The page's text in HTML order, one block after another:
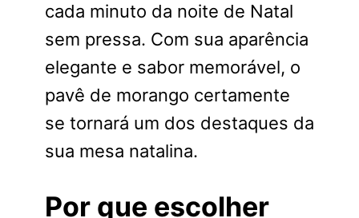
cada minuto da noite de Natal
sem pressa. Com sua aparência
elegante e sabor memorável, o
pavê de morango certamente
se tornará um dos destaques da
sua mesa natalina.
Por que escolher